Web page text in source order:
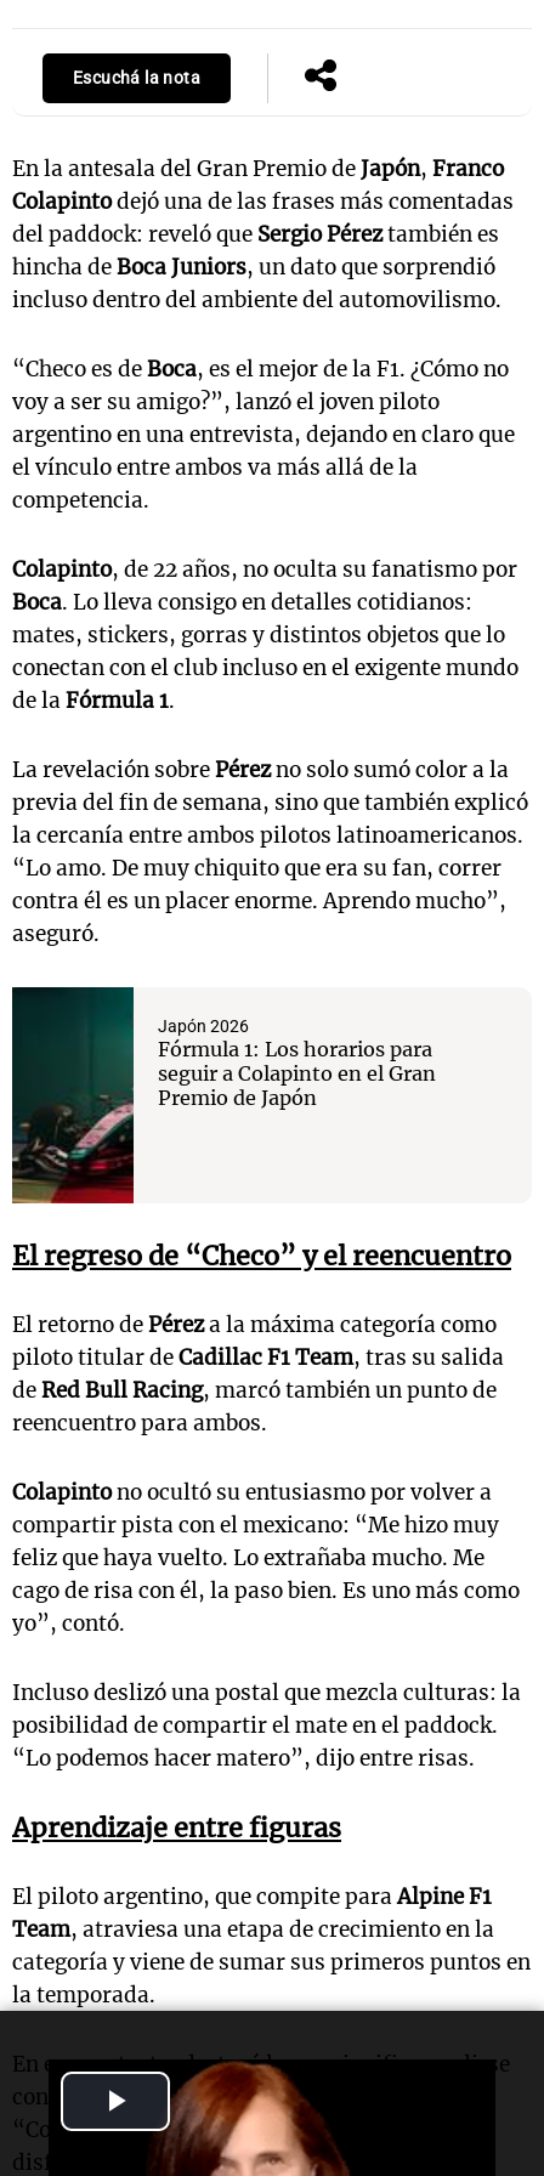
Play
Video
Escuchá la nota
En la antesala del Gran Premio deJapón, Franco
Colapintodejó una de las frases más comentadas
del paddock: reveló que Sergio Péreztambién es
hincha deBoca Juniors, un dato que sorprendió
incluso dentro del ambiente del automovilismo.
“Checo es deBoca, es el mejor de la F1. ¿Cómo no
voy a ser su amigo?”, lanzó el joven piloto
argentino en una entrevista, dejando en claro que
el vínculo entre ambos va más allá de la
competencia.
Colapinto, de 22 años, no oculta su fanatismo por
Boca. Lo lleva consigo en detalles cotidianos:
mates, stickers, gorras y distintos objetos que lo
conectan con el club incluso en el exigente mundo
de laFórmula 1.
La revelación sobrePérezno solo sumó color a la
previa del fin de semana, sino que también explicó
la cercanía entre ambos pilotos latinoamericanos.
“Lo amo. De muy chiquito que era su fan, correr
contra él es un placer enorme. Aprendo mucho”,
aseguró.
Japón 2026
Fórmula 1: Los horarios para
seguir a Colapinto en el Gran
Premio de Japón
El regreso de “Checo” y el reencuentro
El retorno dePéreza la máxima categoría como
piloto titular deCadillac F1 Team, tras su salida
deRed Bull Racing, marcó también un punto de
reencuentro para ambos.
Colapintono ocultó su entusiasmo por volver a
compartir pista con el mexicano: “Me hizo muy
feliz que haya vuelto. Lo extrañaba mucho. Me
cago de risa con él, la paso bien. Es uno más como
yo”, contó.
Incluso deslizó una postal que mezcla culturas: la
posibilidad de compartir el mate en el paddock.
“Lo podemos hacer matero”, dijo entre risas.
Aprendizaje entre figuras
El piloto argentino, que compite paraAlpine F1
Team, atraviesa una etapa de crecimiento en la
categoría y viene de sumar sus primeros puntos en
la temporada.
En ese contexto, destacó lo que significa medirse
con referentes comoPérezoLewis Hamilton
“Correr contra ellos es un placer enorme. Lo
disfruto mucho y aprendo de todos”.